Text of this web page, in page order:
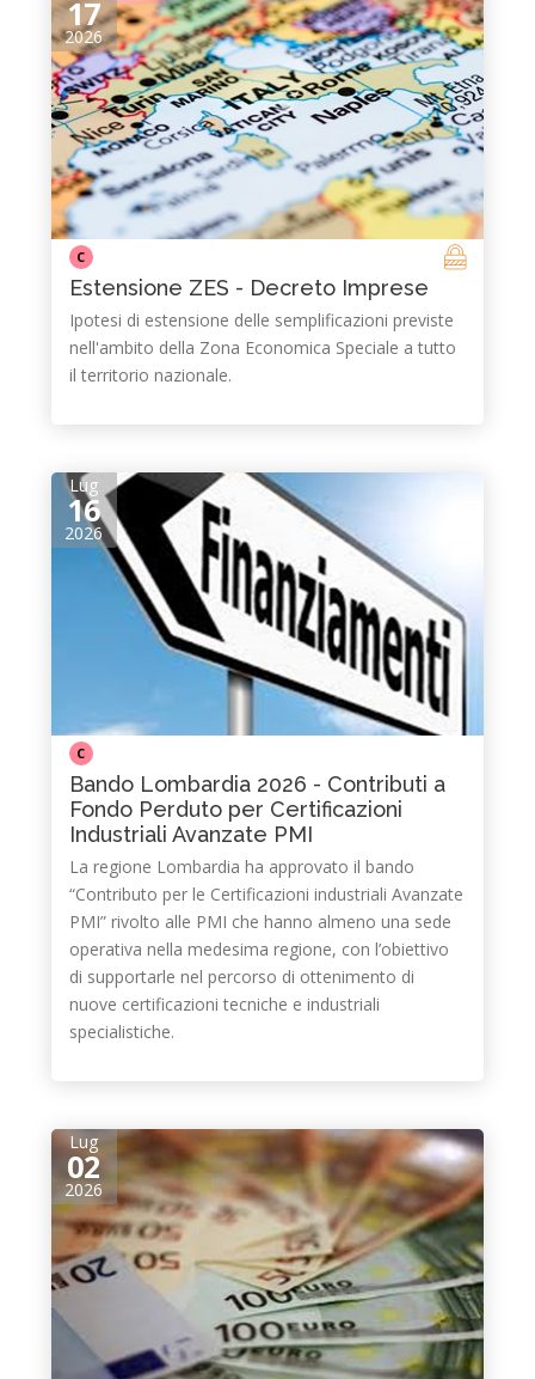
17
2026
C
Estensione ZES - Decreto Imprese
Ipotesi di estensione delle semplificazioni previste
nell'ambito della Zona Economica Speciale a tutto
il territorio nazionale.
Lug
16
2026
C
Bando Lombardia 2026 - Contributi a
Fondo Perduto per Certificazioni
Industriali Avanzate PMI
La regione Lombardia ha approvato il bando
“Contributo per le Certificazioni industriali Avanzate
PMI” rivolto alle PMI che hanno almeno una sede
operativa nella medesima regione, con l’obiettivo
di supportarle nel percorso di ottenimento di
nuove certificazioni tecniche e industriali
specialistiche.
Lug
02
2026